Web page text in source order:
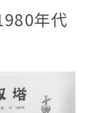
年代